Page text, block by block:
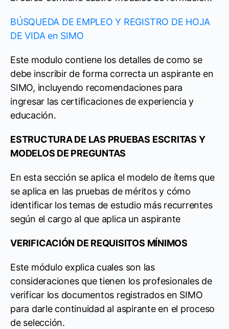
BÚSQUEDA DE EMPLEO Y REGISTRO DE HOJA
DE VIDA en SIMO
Este modulo contiene los detalles de como se
debe inscribir de forma correcta un aspirante en
SIMO, incluyendo recomendaciones para
ingresar las certificaciones de experiencia y
educación.
ESTRUCTURA DE LAS PRUEBAS ESCRITAS Y
MODELOS DE PREGUNTAS
En esta sección se aplica el modelo de ítems que
se aplica en las pruebas de méritos y cómo
identificar los temas de estudio más recurrentes
según el cargo al que aplica un aspirante
VERIFICACIÓN DE REQUISITOS MÍNIMOS
Este módulo explica cuales son las
consideraciones que tienen los profesionales de
verificar los documentos registrados en SIMO
para darle continuidad al aspirante en el proceso
de selección.